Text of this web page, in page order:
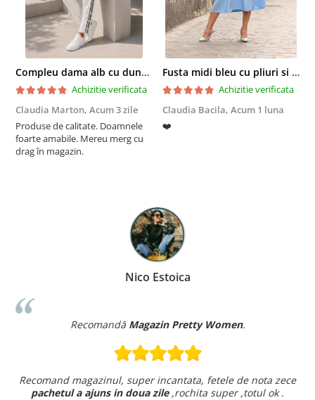
Compleu dama alb cu dungi laterale in nuante de verde si negru
Achizitie verificata
Claudia Marton, Acum 3 zile
Produse de calitate. Doamnele
foarte amabile. Mereu merg cu
drag în magazin.
Fusta midi bleu cu pliuri si buzunare
Achizitie verificata
Claudia Bacila, Acum 1 luna
❤️
Nico Estoica
Recomandă Magazin Pretty Women.
Recomand magazinul, super incantata, fetele de nota zece
pachetul a ajuns in doua zile,rochita super ,totul ok .